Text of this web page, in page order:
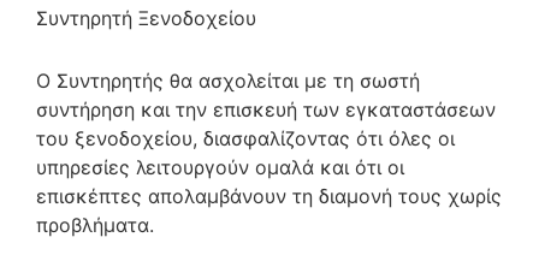
Συντηρητή Ξενοδοχείου
Ο Συντηρητής θα ασχολείται με τη σωστή
συντήρηση και την επισκευή των εγκαταστάσεων
του ξενοδοχείου, διασφαλίζοντας ότι όλες οι
υπηρεσίες λειτουργούν ομαλά και ότι οι
επισκέπτες απολαμβάνουν τη διαμονή τους χωρίς
προβλήματα.